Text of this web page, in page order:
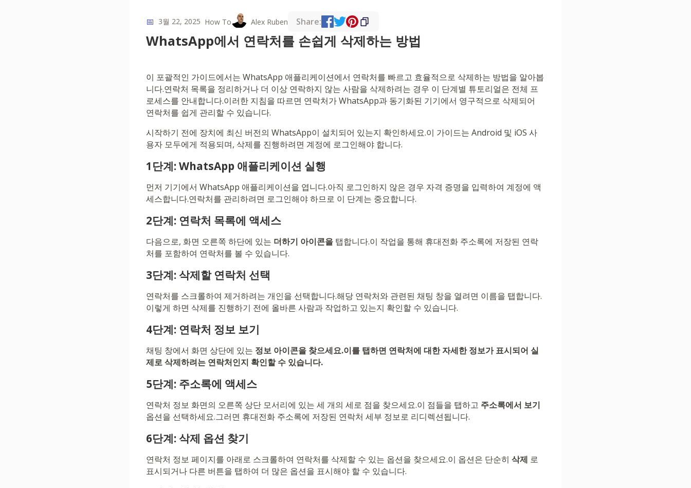
📅 3월 22, 2025 How To Alex Ruben Share:
WhatsApp에서 연락처를 손쉽게 삭제하는 방법
이 포괄적인 가이드에서는 WhatsApp 애플리케이션에서 연락처를 빠르고 효율적으로 삭제하는 방법을 알아봅
니다.연락처 목록을 정리하거나 더 이상 연락하지 않는 사람을 삭제하려는 경우 이 단계별 튜토리얼은 전체 프
로세스를 안내합니다.이러한 지침을 따르면 연락처가 WhatsApp과 동기화된 기기에서 영구적으로 삭제되어
연락처를 쉽게 관리할 수 있습니다.
시작하기 전에 장치에 최신 버전의 WhatsApp이 설치되어 있는지 확인하세요.이 가이드는 Android 및 iOS 사
용자 모두에게 적용되며, 삭제를 진행하려면 계정에 로그인해야 합니다.
1단계: WhatsApp 애플리케이션 실행
먼저 기기에서 WhatsApp 애플리케이션을 엽니다.아직 로그인하지 않은 경우 자격 증명을 입력하여 계정에 액
세스합니다.연락처를 관리하려면 로그인해야 하므로 이 단계는 중요합니다.
2단계: 연락처 목록에 액세스
다음으로, 화면 오른쪽 하단에 있는 더하기 아이콘을 탭합니다.이 작업을 통해 휴대전화 주소록에 저장된 연락
처를 포함하여 연락처를 볼 수 있습니다.
3단계: 삭제할 연락처 선택
연락처를 스크롤하여 제거하려는 개인을 선택합니다.해당 연락처와 관련된 채팅 창을 열려면 이름을 탭합니다.
이렇게 하면 삭제를 진행하기 전에 올바른 사람과 작업하고 있는지 확인할 수 있습니다.
4단계: 연락처 정보 보기
채팅 창에서 화면 상단에 있는 정보 아이콘을 찾으세요.이를 탭하면 연락처에 대한 자세한 정보가 표시되어 실
제로 삭제하려는 연락처인지 확인할 수 있습니다.
5단계: 주소록에 액세스
연락처 정보 화면의 오른쪽 상단 모서리에 있는 세 개의 세로 점을 찾으세요.이 점들을 탭하고 주소록에서 보기
옵션을 선택하세요.그러면 휴대전화 주소록에 저장된 연락처 세부 정보로 리디렉션됩니다.
6단계: 삭제 옵션 찾기
연락처 정보 페이지를 아래로 스크롤하여 연락처를 삭제할 수 있는 옵션을 찾으세요.이 옵션은 단순히 삭제 로
표시되거나 다른 버튼을 탭하여 더 많은 옵션을 표시해야 할 수 있습니다.